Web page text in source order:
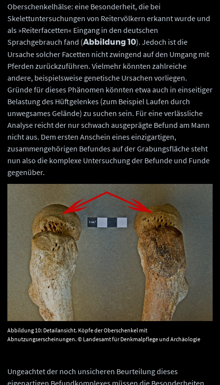
Oberschenkelhälse: eine Besonderheit, die bei
Skelettuntersuchungen von Reitervölkern erkannt wurde und
als »Reiterfacetten« Eingang in den deutschen
Sprachgebrauch fand (Abbildung 10). Jedoch ist die
Ursache solcher Facetten nicht zwingend auf den Umgang mit
Pferden zurückzuführen. Vielmehr könnten zahlreiche
andere, beispielsweise genetische Ursachen vorliegen.
Gründe für dieses Phänomen könnten etwa auch in einseitiger
Belastung des Hüftgelenkes (zum Beispiel Laufen durch
unwegsames Gelände) zu suchen sein. Für eine verlässliche
Analyse reicht der nur schwach ausgeprägte Befund am Mann
nicht aus. Dem ersten Anschein eines einzigartigen,
zusammengehörigen Befundes auf der Grabungsfläche steht
nun also die komplexe Untersuchung der Befunde und Funde
gegenüber.
Abbildung 10: Detailansicht. Köpfe der Oberschenkel mit
Abnutzungserscheinungen. © Landesamt für Denkmalpflege und Archäologie
Ungeachtet der noch unsicheren Beurteilung dieses
eigenartigen Befundkomplexes müssen die Besonderheiten